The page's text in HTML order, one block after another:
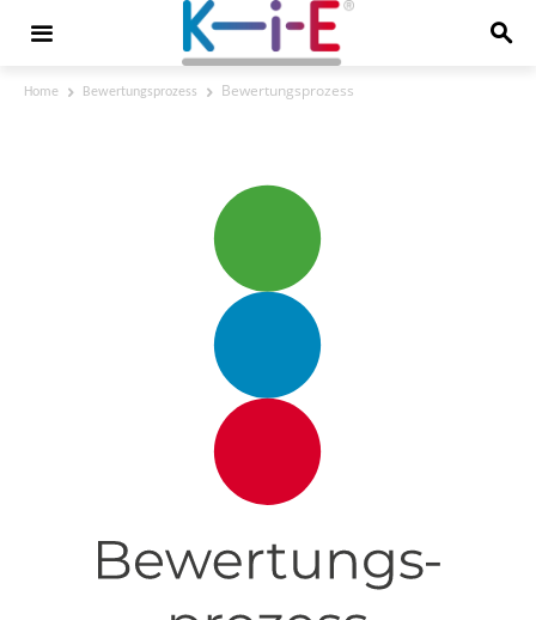
Home Bewertungsprozess Bewertungsprozess